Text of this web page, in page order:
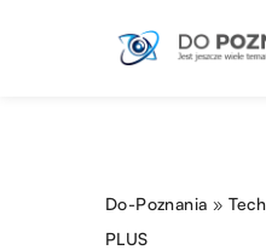
Do-Poznania »
PLUS